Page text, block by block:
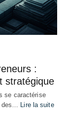
:
stratégique
se caractérise
des… Lire la suite